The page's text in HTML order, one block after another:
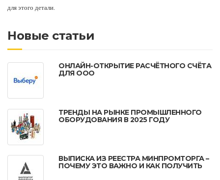
для этого детали.
Новые статьи
ОНЛАЙН-ОТКРЫТИЕ РАСЧЁТНОГО СЧЁТА
ДЛЯ ООО
ТРЕНДЫ НА РЫНКЕ ПРОМЫШЛЕННОГО
ОБОРУДОВАНИЯ В 2025 ГОДУ
ВЫПИСКА ИЗ РЕЕСТРА МИНПРОМТОРГА –
ПОЧЕМУ ЭТО ВАЖНО И КАК ПОЛУЧИТЬ